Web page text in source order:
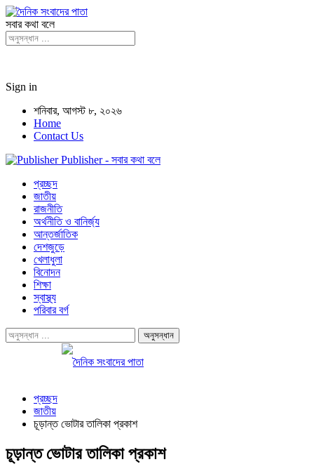
সবার কথা বলে
Sign in
শনিবার, আগস্ট ৮, ২০২৬
Home
Contact Us
Publisher - সবার কথা বলে
প্রচ্ছদ
জাতীয়
রাজনীতি
অর্থনীতি ও বানির্জ্য
আন্তর্জাতিক
দেশজুড়ে
খেলাধুলা
বিনোদন
শিক্ষা
স্বাস্থ্য
পরিবার বর্গ
প্রচ্ছদ
জাতীয়
চূড়ান্ত ভোটার তালিকা প্রকাশ
চূড়ান্ত ভোটার তালিকা প্রকাশ